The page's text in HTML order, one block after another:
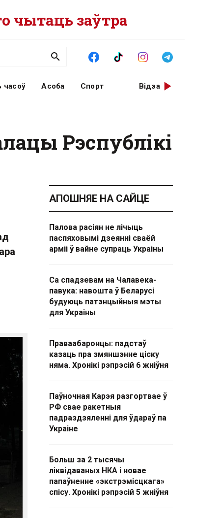
чытаць заўтра
часоў Асоба Спорт Відэа
Рэспублікі
АПОШНЯЕ НА САЙЦЕ
Палова расіян не лічыць
паспяховымі дзеянні сваёй
арміі ў вайне супраць Украіны
Са спадзевам на Чалавека-
павука: навошта ў Беларусі
будуюць патэнцыйныя мэты
для Украіны
Праваабаронцы: падстаў
казаць пра змяншэнне ціску
няма. Хронікі рэпрэсій 6 жніўня
Паўночная Карэя разгортвае ў
РФ свае ракетныя
падраздзяленні для ўдараў па
Украіне
Больш за 2 тысячы
ліквідаваных НКА і новае
папаўненне «экстрэмісцкага»
спісу. Хронікі рэпрэсій 5 жніўня